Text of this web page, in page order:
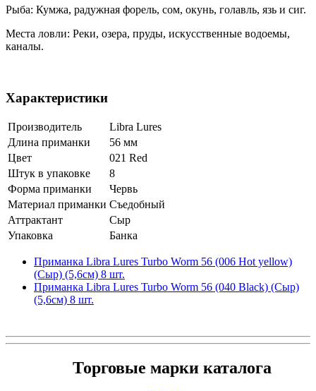
Рыба: Кумжа, радужная форель, сом, окунь, голавль, язь и сиг.
Места ловли: Реки, озера, пруды, искусственные водоемы,
каналы.
Характеристики
Производитель
Libra Lures
Длина приманки
56 мм
Цвет
021 Red
Штук в упаковке
8
Форма приманки
Червь
Материал приманки Съедобный
Аттрактант
Сыр
Упаковка
Банка
Приманка Libra Lures Turbo Worm 56 (006 Hot yellow)
(Сыр) (5,6см) 8 шт.
Приманка Libra Lures Turbo Worm 56 (040 Black) (Сыр)
(5,6см) 8 шт.
Торговые марки каталога